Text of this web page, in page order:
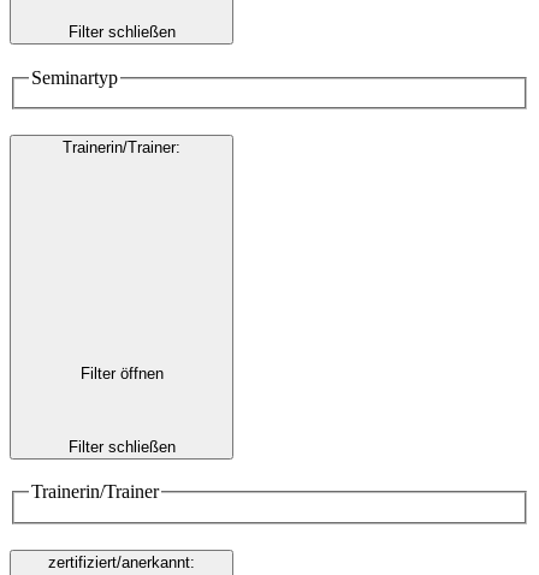
Filter schließen
Seminartyp
Trainerin/Trainer:
Filter öffnen
Filter schließen
Trainerin/Trainer
zertifiziert/anerkannt: